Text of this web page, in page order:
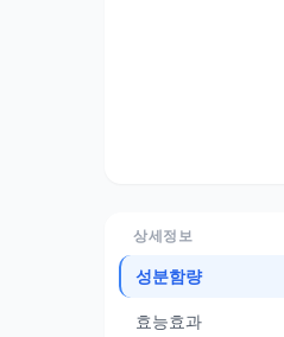
상세정보
성분함량
효능효과